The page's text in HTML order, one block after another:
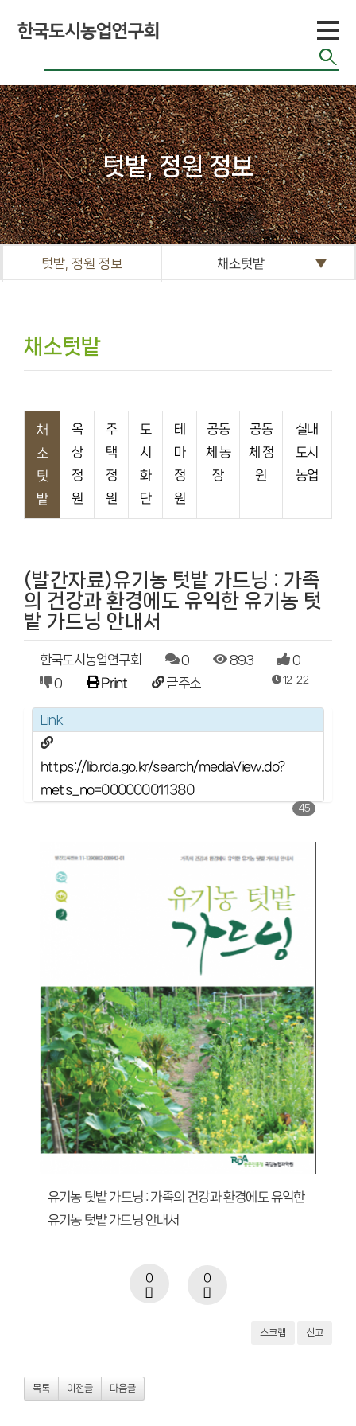
니
티
공지게시판
도시농업 관련단
체 자료
기타자료실
FAQ
텃밭, 정원 정보
텃밭, 정원 정보 채소텃밭
채소텃밭
채
소
텃
밭
옥
상
정
원
주
택
정
원
도
시
화
단
테
마
정
원
공동
체 농
장
공동
체 정
원
실내
도시
농업
(발간자료)유기농 텃밭 가드닝 : 가족
의 건강과 환경에도 유익한 유기농 텃
밭 가드닝 안내서
한국도시농업연구회 0 893
0
0
Print 글주소 12-22
Link
https://lib.rda.go.kr/search/mediaView.do?
mets_no=000000011380
45
유기농 텃밭 가드닝 : 가족의 건강과 환경에도 유익한
유기농 텃밭 가드닝 안내서
0 0
스크랩 신고
목록 이전글 다음글